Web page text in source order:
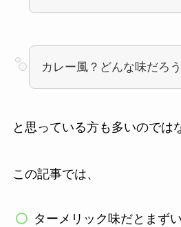
カレー風？どんな味だろ
と思っている方も多いのでは
この記事では、
ターメリック味だとまず